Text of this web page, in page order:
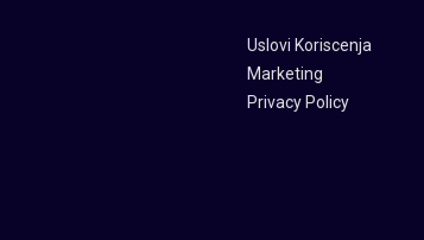
Uslovi Koriscenja
Marketing
Privacy Policy